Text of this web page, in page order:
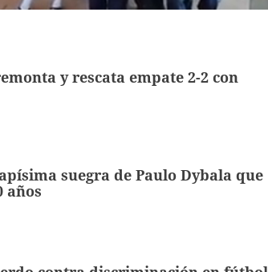
y rescata empate 2-2 con
suegra de Paulo Dybala que
años